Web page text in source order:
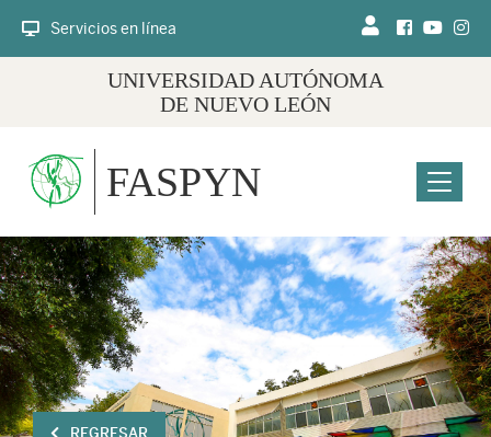
Servicios en línea
UNIVERSIDAD AUTÓNOMA
DE NUEVO LEÓN
Menu
FASPYN
REGRESAR